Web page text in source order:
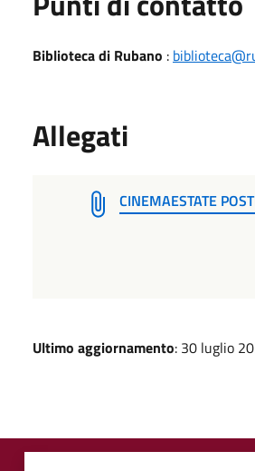
Biblioteca di Rubano :
Allegati
CINEMAESTATE
Ultimo aggiornamento: 30 luglio